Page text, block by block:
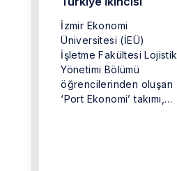
İzmir Ekonomi
Üniversitesi (İEÜ)
İşletme Fakültesi Lojistik
Yönetimi Bölümü
öğrencilerinden oluşan
‘Port Ekonomi’ takımı,